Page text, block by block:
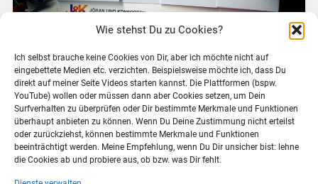
Wie stehst Du zu Cookies?
Ich selbst brauche keine Cookies von Dir, aber ich möchte nicht auf
eingebettete Medien etc. verzichten. Beispielsweise möchte ich, dass Du
direkt auf meiner Seite Videos starten kannst. Die Plattformen (bspw.
YouTube) wollen oder müssen dann aber Cookies setzen, um Dein
Surfverhalten zu überprüfen oder Dir bestimmte Merkmale und Funktionen
überhaupt anbieten zu können. Wenn Du Deine Zustimmung nicht erteilst
oder zurückziehst, können bestimmte Merkmale und Funktionen
beeinträchtigt werden. Meine Empfehlung, wenn Du Dir unsicher bist: lehne
die Cookies ab und probiere aus, ob bzw. was Dir fehlt.
Hach, Dresden. Ich hab hier über 5 Jahre gelebt und
auch danach war ich über gemeinsame Projekte mit
dem Medienzentrum oft und gern mit dieser Stadt
verbunden. Wir haben gemeinsam #SOOC13,
#SOOC1314 und #SOOPAL hier gestartet, als MOOCs
noch in den…